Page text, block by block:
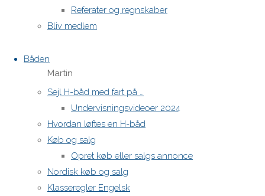
Referater og regnskaber
Bliv medlem
Båden
Sejl H-båd med fart på …
Undervisningsvideoer 2024
Hvordan løftes en H-båd
Køb og salg
Opret køb eller salgs annonce
Nordisk køb og salg
Klasseregler Engelsk
Martin
larsen
Martin
larsen
Martin-
bach@live.dk
One
Comment